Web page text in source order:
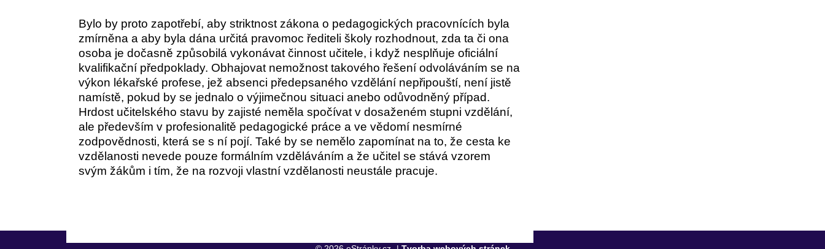
Bylo by proto zapotřebí, aby striktnost zákona o pedagogických pracovnících byla
zmírněna a aby byla dána určitá pravomoc řediteli školy rozhodnout, zda ta či ona
osoba je dočasně způsobilá vykonávat činnost učitele, i když nesplňuje oficiální
kvalifikační předpoklady. Obhajovat nemožnost takového řešení odvoláváním se na
výkon lékařské profese, jež absenci předepsaného vzdělání nepřipouští, není jistě
namístě, pokud by se jednalo o výjimečnou situaci anebo odůvodněný případ.
Hrdost učitelského stavu by zajisté neměla spočívat v dosaženém stupni vzdělání,
ale především v profesionalitě pedagogické práce a ve vědomí nesmírné
zodpovědnosti, která se s ní pojí. Také by se nemělo zapomínat na to, že cesta ke
vzdělanosti nevede pouze formálním vzděláváním a že učitel se stává vzorem
svým žákům i tím, že na rozvoji vlastní vzdělanosti neustále pracuje.